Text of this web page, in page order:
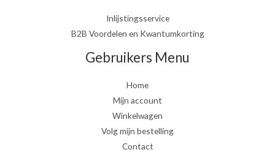
Inlijstingsservice
B2B Voordelen en Kwantumkorting
Gebruikers Menu
Home
Mijn account
Winkelwagen
Volg mijn bestelling
Contact